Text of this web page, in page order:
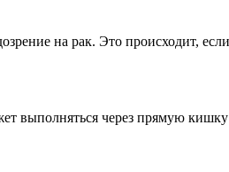
на рак. Это происходит,
выполняться через прямую